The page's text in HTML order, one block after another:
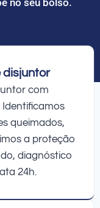
disjuntor
com
queimados,
a proteção
diagnóstico
24h.